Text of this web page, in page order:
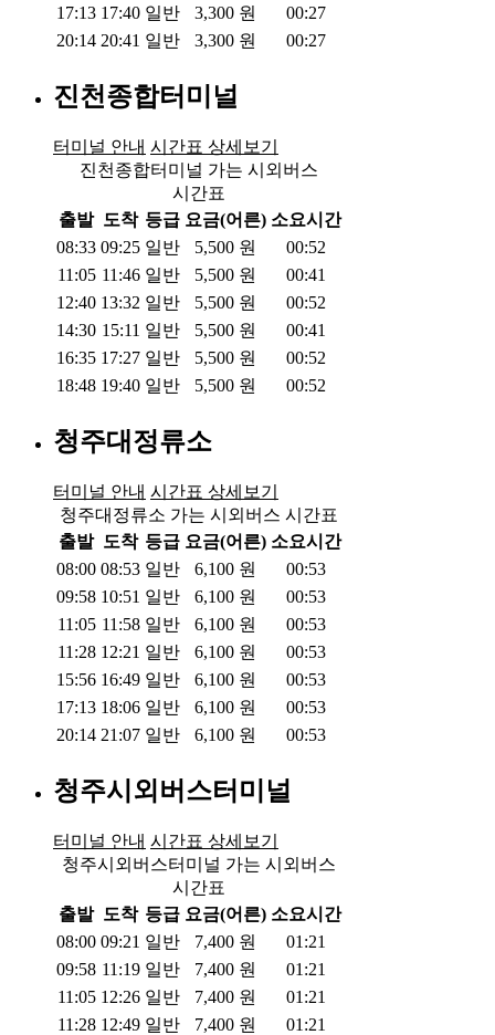
17:13 17:40 일반 3,300 원
00:27
20:14 20:41 일반 3,300 원 00:27
진천종합터미널
터미널 안내 시간표 상세보기
진천종합터미널 가는 시외버스
시간표
출발 도착 등급 요금(어른) 소요시간
08:33 09:25 일반 5,500 원
00:52
11:05 11:46 일반 5,500 원
00:41
12:40 13:32 일반 5,500 원
00:52
14:30 15:11 일반 5,500 원
00:41
16:35 17:27 일반 5,500 원
00:52
18:48 19:40 일반 5,500 원 00:52
청주대정류소
터미널 안내 시간표 상세보기
청주대정류소 가는 시외버스 시간표
출발 도착 등급 요금(어른) 소요시간
08:00 08:53 일반 6,100 원
00:53
09:58 10:51 일반 6,100 원
00:53
11:05 11:58 일반 6,100 원
00:53
11:28 12:21 일반 6,100 원
00:53
15:56 16:49 일반 6,100 원
00:53
17:13 18:06 일반 6,100 원
00:53
20:14 21:07 일반 6,100 원 00:53
청주시외버스터미널
터미널 안내 시간표 상세보기
청주시외버스터미널 가는 시외버스
시간표
출발 도착 등급 요금(어른) 소요시간
08:00 09:21 일반 7,400 원
01:21
09:58 11:19 일반 7,400 원
01:21
11:05 12:26 일반 7,400 원
01:21
11:28 12:49 일반 7,400 원
01:21